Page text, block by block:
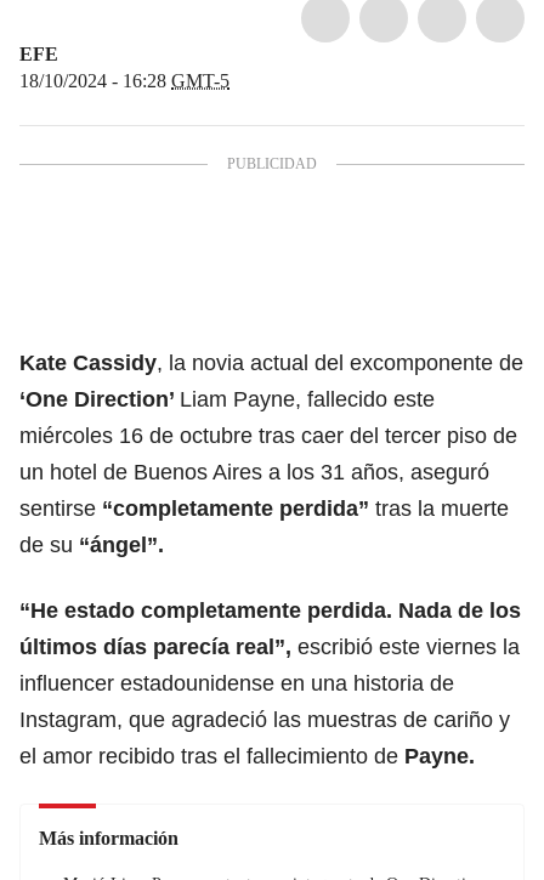
EFE
18/10/2024 - 16:28 GMT-5
Kate Cassidy, la novia actual del excomponente de
‘One Direction’ Liam Payne, fallecido este
miércoles 16 de octubre tras caer del tercer piso de
un hotel de Buenos Aires a los 31 años, aseguró
sentirse “completamente perdida” tras la muerte
de su “ángel”.
“He estado completamente perdida. Nada de los
últimos días parecía real”, escribió este viernes la
influencer estadounidense en una historia de
Instagram, que agradeció las muestras de cariño y
el amor recibido tras el fallecimiento de Payne.
Más información